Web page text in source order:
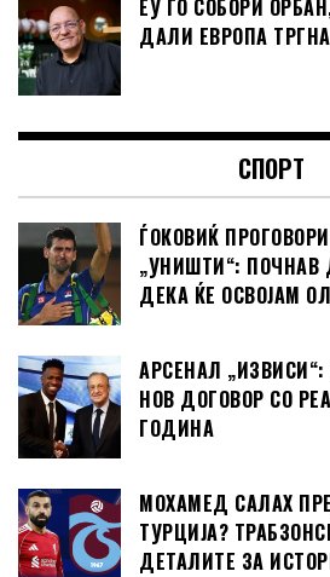
ЕУ ГО СОБОРИ
ДАЛИ ЕВРОПА
СПОРТ
ЃОКОВИЌ
„УНИШТИ“: ПОЧНАВ
ДЕКА ЌЕ ОСВОЈАМ
АРСЕНАЛ
НОВ ДОГОВОР СО
ГОДИНА
МОХАМЕД САЛАХ
ТУРЦИЈА?
ДЕТАЛИТЕ ЗА